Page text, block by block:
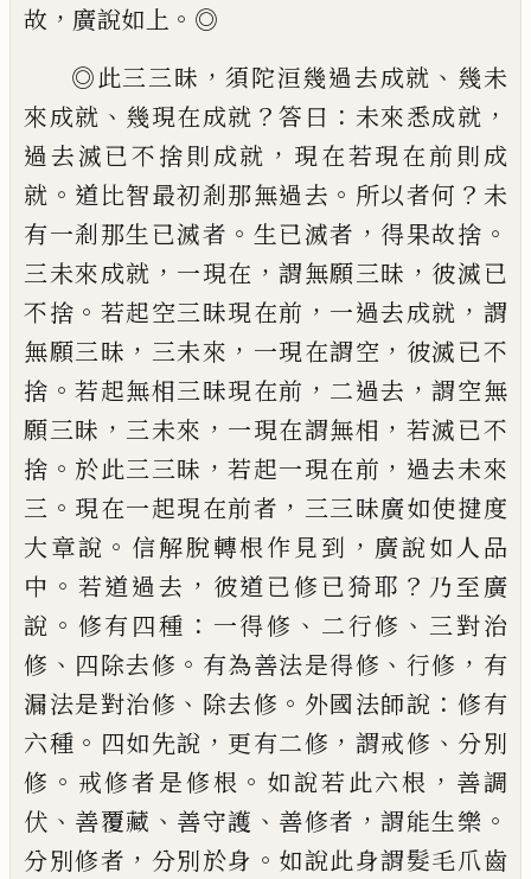
故 ， 廣說如上 。 ◎
◎此三三昧 ， 須陀洹幾過去成就 、 幾未
來成就 、 幾現在成就 ？答曰 ： 未來悉成就 ，
過去滅已不捨則成就 ， 現在若現在前則成
就 。 道比智最初剎那無過去 。 所以者何 ？ 未
有一剎那生 已滅者 。 生已滅者 ， 得果故捨 。
三未來成就 ， 一現在 ，謂無願三昧 ， 彼滅已
不捨 。 若起空三昧現在前 ， 一過去成就 ， 謂
無願三昧 ， 三未來 ， 一現在謂空 ， 彼滅已不
捨 。若起無相三昧現在前 ， 二過去 ，謂空無
願三昧 ， 三未來 ， 一現在謂無相 ， 若滅已不
捨 。 於此三三昧 ，若起一現在前 ， 過去未來
三 。 現在一起現在前者 ， 三三昧廣如使揵度
大章說 。 信解脫轉根作 見到 ， 廣說如人品
中 。 若道過去 ， 彼道已修已猗耶 ？ 乃至廣
說 。 修有四種 ： 一得修 、 二行修 、 三對治
修 、 四除去修 。 有為善法是得修 、 行修 ， 有
漏法是對治修 、 除去修 。 外國法師說 ： 修有
六種 。 四如先說 ， 更有二修 ， 謂戒修 、 分別
修 。 戒修者是修根 。 如說若此六根 ， 善調
伏 、 善覆藏 、 善守護 、 善修者 ，謂能生樂 。
分別修者 ， 分別於身 。 如說此身謂髮毛爪齒